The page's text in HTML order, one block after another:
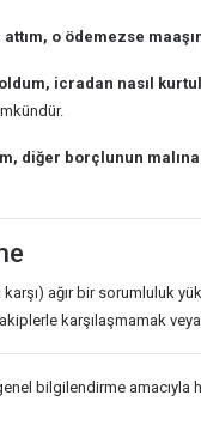
o ödemezse
icradan nasıl
diğer borçlunun
ağır bir sorumluluk
karşılaşmamak
bilgilendirme amacıyla